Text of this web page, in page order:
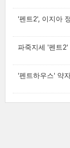
'펜트2', 이지아
파죽지세 '펜트2'
'펜트하우스' 약